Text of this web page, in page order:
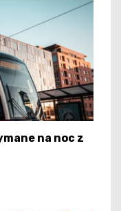
na noc z